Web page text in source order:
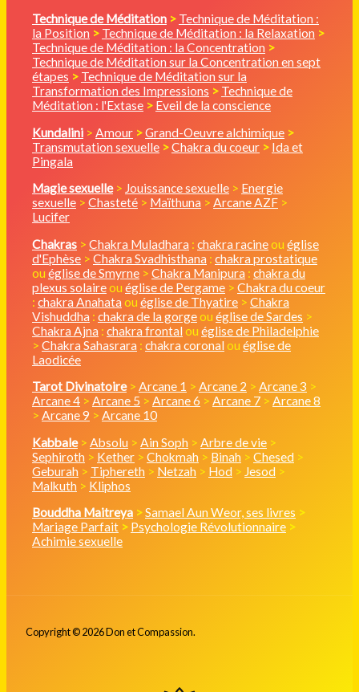
Technique de Méditation > Technique de Méditation :
la Position > Technique de Méditation : la Relaxation >
Technique de Méditation : la Concentration >
Technique de Méditation sur la Concentration en sept
étapes > Technique de Méditation sur la
Transformation des Impressions > Technique de
Méditation : l'Extase > Eveil de la conscience
Kundalini > Amour >Grand-Oeuvre alchimique >
Transmutation sexuelle >Chakra du coeur > Ida et
Pingala
Magie sexuelle> Jouissance sexuelle > Energie
sexuelle > Chasteté > Maïthuna > Arcane AZF >
Lucifer
Chakras > Chakra Muladhara : chakra racineou église
d'Ephèse > Chakra Svadhisthana : chakra prostatique
ou église de Smyrne > Chakra Manipura : chakra du
plexus solaireou église de Pergame > Chakra du coeur
: chakra Anahata ou église de Thyatire > Chakra
Vishuddha : chakra de la gorgeou église de Sardes >
Chakra Ajna : chakra frontalou église de Philadelphie
> Chakra Sahasrara : chakra coronal ou église de
Laodicée
Tarot Divinatoire > Arcane 1 > Arcane 2 > Arcane 3 >
Arcane 4 > Arcane 5 > Arcane 6 > Arcane 7 > Arcane 8
> Arcane 9 > Arcane 10
Kabbale> Absolu > Ain Soph > Arbre de vie >
Sephiroth > Kether > Chokmah > Binah > Chesed >
Geburah > Tiphereth > Netzah > Hod > Jesod >
Malkuth > Kliphos
Bouddha Maitreya >Samael Aun Weor, ses livres >
Mariage Parfait > Psychologie Révolutionnaire >
Achimie sexuelle
Copyright © 2026 Don et Compassion.